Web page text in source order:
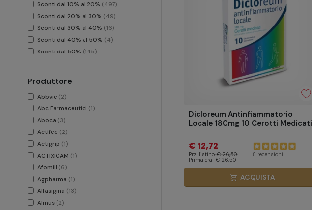
Sconti dal 10% al 20% (497)
Sconti dal 20% al 30% (49)
Sconti dal 30% al 40% (16)
Sconti dal 40% al 50% (4)
Sconti dal 50% (145)
Produttore
Abbvie (2)
Abc Farmaceutici (1)
Aboca (3)
Actifed (2)
Actigrip (1)
ACTIXICAM (1)
Afomill (6)
Agpharma (1)
Alfasigma (13)
Almus (2)
Dicloreum Antinfiammatorio
Locale 180mg 10 Cerotti Medicati
€ 12,72
Prz. listino € 26,50
Prima era € 26,50
8 recensioni
shopping_cart ACQUISTA